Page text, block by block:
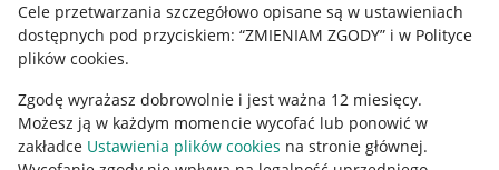
Cele przetwarzania szczegółowo opisane są w ustawieniach
dostępnych pod przyciskiem: “ZMIENIAM ZGODY” i w Polityce
plików cookies.
Zgodę wyrażasz dobrowolnie i jest ważna 12 miesięcy.
Możesz ją w każdym momencie wycofać lub ponowić w
zakładce Ustawienia plików cookies na stronie głównej.
Udostępnianie lokalizacji
Informacje dla Aktu o Usługach Cyfrowych
Pobierz aplikację